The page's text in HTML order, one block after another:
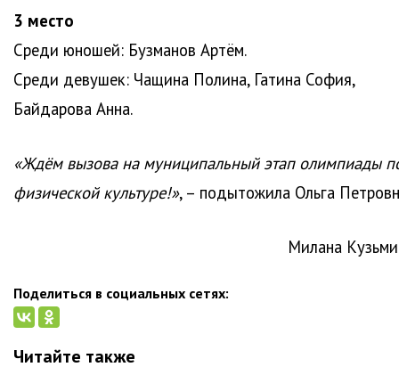
3 место
Среди юношей: Бузманов Артём.
Среди девушек: Чащина Полина, Гатина София,
Байдарова Анна.
«Ждём вызова на муниципальный этап олимпиады
физической культуре!», – подытожила Ольга
Милана
Поделиться в социальных сетях:
Читайте также